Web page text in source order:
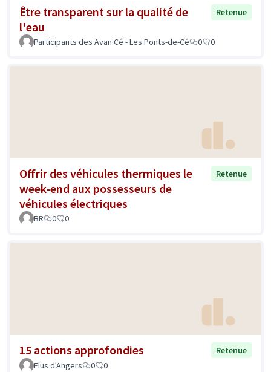
Être transparent sur la qualité de
l'eau
Retenue
Participants des Avan'Cé - Les Ponts-de-Cé 0 0
Offrir des véhicules thermiques le
week-end aux possesseurs de
véhicules électriques
Retenue
BR 0 0
15 actions approfondies
Retenue
Elus d'Angers
0 0